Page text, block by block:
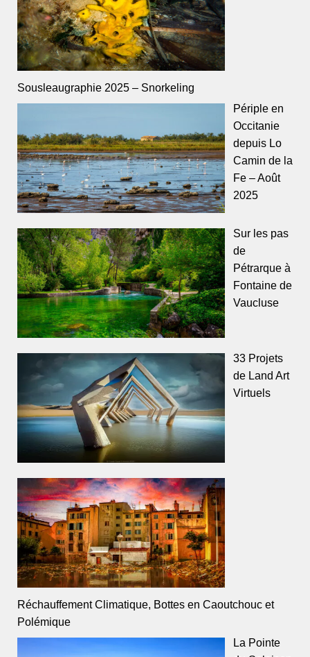
Sousleaugraphie 2025 – Snorkeling
Périple en
Occitanie
depuis Lo
Camin de la
Fe – Août
2025
Sur les pas
de
Pétrarque à
Fontaine de
Vaucluse
33 Projets
de Land Art
Virtuels
Réchauffement Climatique, Bottes en Caoutchouc et
Polémique
La Pointe